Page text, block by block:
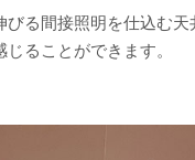
る間接照明を仕込む
ることができます。